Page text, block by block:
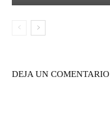
DEJA UN COMENTARIO